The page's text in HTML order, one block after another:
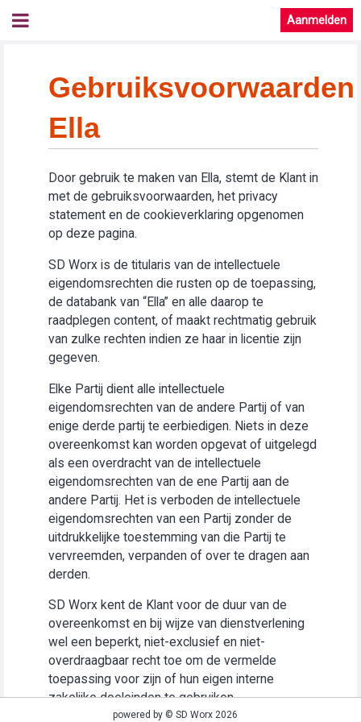
Aanmelden
Gebruiksvoorwaarden
Ella
Door gebruik te maken van Ella, stemt de Klant in
met de gebruiksvoorwaarden, het privacy
statement en de cookieverklaring opgenomen
op deze pagina.
SD Worx is de titularis van de intellectuele
eigendomsrechten die rusten op de toepassing,
de databank van “Ella” en alle daarop te
raadplegen content, of maakt rechtmatig gebruik
van zulke rechten indien ze haar in licentie zijn
gegeven.
Elke Partij dient alle intellectuele
eigendomsrechten van de andere Partij of van
enige derde partij te eerbiedigen. Niets in deze
overeenkomst kan worden opgevat of uitgelegd
als een overdracht van de intellectuele
eigendomsrechten van de ene Partij aan de
andere Partij. Het is verboden de intellectuele
eigendomsrechten van een Partij zonder de
uitdrukkelijke toestemming van die Partij te
vervreemden, verpanden of over te dragen aan
derden.
SD Worx kent de Klant voor de duur van de
overeenkomst en bij wijze van dienstverlening
wel een beperkt, niet-exclusief en niet-
overdraagbaar recht toe om de vermelde
toepassing voor zijn of hun eigen interne
zakelijke doeleinden te gebruiken
(“Gebruiksrecht”).powered by © SD Worx 2026